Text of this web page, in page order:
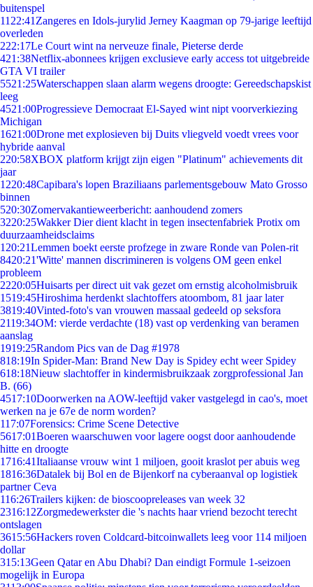
buitenspel
11 22:41 Zangeres en Idols-jurylid Jerney Kaagman op 79-jarige leeftijd
overleden
222:17Le Court wint na nerveuze finale, Pieterse derde
421:38Netflix-abonnees krijgen exclusieve early access tot uitgebreide
GTA VI trailer
5521:25Waterschappen slaan alarm wegens droogte: Gereedschapskist
leeg
4521:00Progressieve Democraat El-Sayed wint nipt voorverkiezing
Michigan
1621:00Drone met explosieven bij Duits vliegveld voedt vrees voor
hybride aanval
220:58XBOX platform krijgt zijn eigen "Platinum" achievements dit
jaar
1220:48Capibara's lopen Braziliaans parlementsgebouw Mato Grosso
binnen
520:30Zomervakantieweerbericht: aanhoudend zomers
3220:25Wakker Dier dient klacht in tegen insectenfabriek Protix om
duurzaamheidsclaims
1 20:21Lemmen boekt eerste profzege in zware Ronde van Polen-rit
8420:21'Witte' mannen discrimineren is volgens OM geen enkel
probleem
2220:05Huisarts per direct uit vak gezet om ernstig alcoholmisbruik
1519:45Hiroshima herdenkt slachtoffers atoombom, 81 jaar later
3819:40Vinted-foto's van vrouwen massaal gedeeld op seksfora
2119:34OM: vierde verdachte (18) vast op verdenking van beramen
aanslag
1919:25Random Pics van de Dag #1978
818:19In Spider-Man: Brand New Day is Spidey echt weer Spidey
618:18Nieuw slachtoffer in kindermisbruikzaak zorgprofessional Jan
B. (66)
4517:10Doorwerken na AOW-leeftijd vaker vastgelegd in cao's, moet
werken na je 67e de norm worden?
117:07Forensics: Crime Scene Detective
5617:01Boeren waarschuwen voor lagere oogst door aanhoudende
hitte en droogte
1716:41Italiaanse vrouw wint 1 miljoen, gooit kraslot per abuis weg
1816:36Datalek bij Bol en de Bijenkorf na cyberaanval op logistiek
partner Ceva
116:26Trailers kijken: de bioscoopreleases van week 32
2316:12Zorgmedewerkster die 's nachts haar vriend bezocht terecht
ontslagen
3615:56Hackers roven Coldcard-bitcoinwallets leeg voor 114 miljoen
dollar
315:13Geen Qatar en Abu Dhabi? Dan eindigt Formule 1-seizoen
mogelijk in Europa